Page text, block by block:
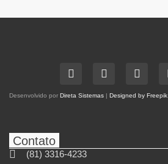
Desenvolvido por Direta Sistemas | Designed by Freepik
Contato
(81) 3316-4233